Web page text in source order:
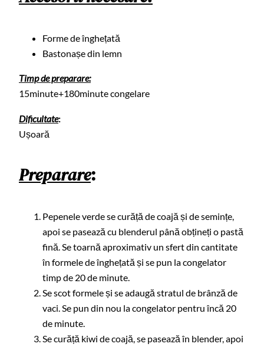
Forme de înghețată
Bastonașe din lemn
Timp de preparare:
15minute+180minute congelare
Dificultate:
Ușoară
Preparare:
Pepenele verde se curăță de coajă și de semințe,
apoi se pasează cu blenderul până obțineți o pastă
fină. Se toarnă aproximativ un sfert din cantitate
în formele de înghețată și se pun la congelator
timp de 20 de minute.
Se scot formele și se adaugă stratul de brânză de
vaci. Se pun din nou la congelator pentru încă 20
de minute.
Se curăță kiwi de coajă, se pasează în blender, apoi